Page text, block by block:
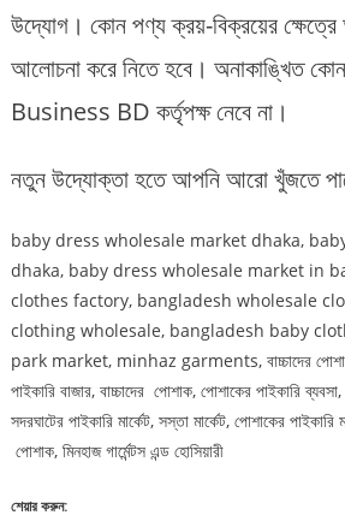
উদ্যোগ। কোন পণ্য ক্রয়-বিক্রয়ের
আলোচনা করে নিতে হবে। অনাকাঙ্খিত কোন
Business BD কর্তৃপক্ষ নেবে না।
নতুন উদ্যোক্তা হতে আপনি আরো খুঁজতে
baby dress wholesale market dhaka,
dhaka, baby dress wholesale market in
clothes factory, bangladesh wholesale
clothing wholesale, bangladesh baby
park market, minhaz garments, বাচ্চাদের
পাইকারি বাজার, বাচ্চাদের পোশাক, পোশাকের পাইকারি ব্যবসা,
সদরঘাটের পাইকারি মার্কেট, সস্তা মার্কেট, পোশাকের পাইকারি
পোশাক, মিনহাজ গার্মেন্টস এন্ড হোসিয়ারী
শেয়ার করুন: